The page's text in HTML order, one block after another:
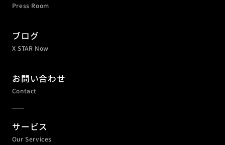
Press Room
ブログ
X STAR Now
お問い合わせ
Contact
サービス
Our Services